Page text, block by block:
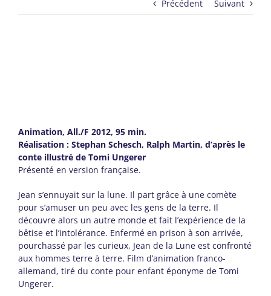
Précédent Suivant
Animation, All./F 2012, 95 min.
Réalisation : Stephan Schesch, Ralph Martin, d’après le
conte illustré de Tomi Ungerer
Présenté en version française.
Jean s’ennuyait sur la lune. Il part grâce à une comète
pour s’amuser un peu avec les gens de la terre. Il
découvre alors un autre monde et fait l’expérience de la
bêtise et l’intolérance. Enfermé en prison à son arrivée,
pourchassé par les curieux, Jean de la Lune est confronté
aux hommes terre à terre. Film d’animation franco-
allemand, tiré du conte pour enfant éponyme de Tomi
Ungerer.